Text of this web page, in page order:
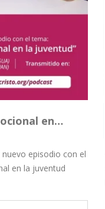
en…
episodio con el
en la juventud